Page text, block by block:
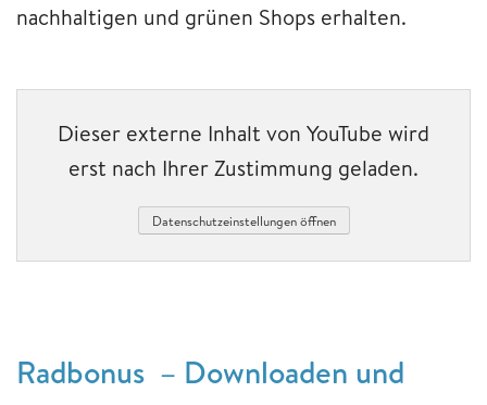
nachhaltigen und grünen Shops erhalten.
Dieser externe Inhalt von YouTube wird
erst nach Ihrer Zustimmung geladen.
Datenschutzeinstellungen öffnen
Radbonus – Downloaden und